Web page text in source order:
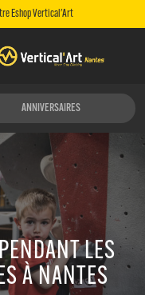
Eshop Vertical'Art
LES
À NANTES
ANNIVERSAIRES